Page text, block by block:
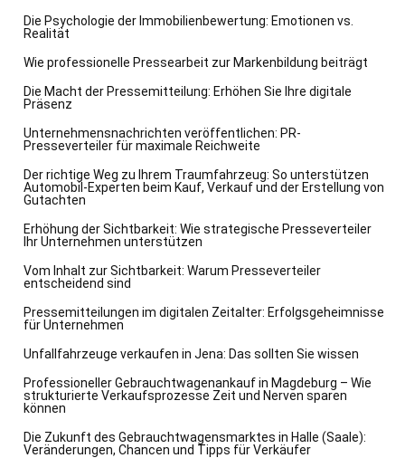
Die Psychologie der Immobilienbewertung: Emotionen vs.
Realität
Wie professionelle Pressearbeit zur Markenbildung beiträgt
Die Macht der Pressemitteilung: Erhöhen Sie Ihre digitale
Präsenz
Unternehmensnachrichten veröffentlichen: PR-
Presseverteiler für maximale Reichweite
Der richtige Weg zu Ihrem Traumfahrzeug: So unterstützen
Automobil-Experten beim Kauf, Verkauf und der Erstellung von
Gutachten
Erhöhung der Sichtbarkeit: Wie strategische Presseverteiler
Ihr Unternehmen unterstützen
Vom Inhalt zur Sichtbarkeit: Warum Presseverteiler
entscheidend sind
Pressemitteilungen im digitalen Zeitalter: Erfolgsgeheimnisse
für Unternehmen
Unfallfahrzeuge verkaufen in Jena: Das sollten Sie wissen
Professioneller Gebrauchtwagenankauf in Magdeburg – Wie
strukturierte Verkaufsprozesse Zeit und Nerven sparen
können
Die Zukunft des Gebrauchtwagensmarktes in Halle (Saale):
Veränderungen, Chancen und Tipps für Verkäufer